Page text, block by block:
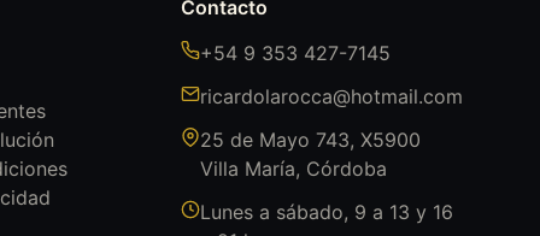
Contacto
+54 9 353 427-7145
ricardolarocca@hotmail.com
25 de Mayo 743, X5900
Villa María, Córdoba
Lunes a sábado, 9 a 13 y 16